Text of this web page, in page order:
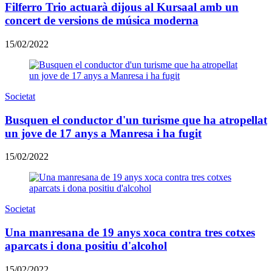
Filferro Trio actuarà dijous al Kursaal amb un
concert de versions de música moderna
15/02/2022
Societat
Busquen el conductor d'un turisme que ha atropellat
un jove de 17 anys a Manresa i ha fugit
15/02/2022
Societat
Una manresana de 19 anys xoca contra tres cotxes
aparcats i dona positiu d'alcohol